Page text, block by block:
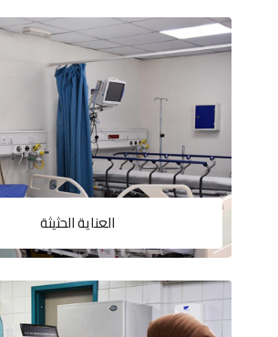
العناية الحثيثة